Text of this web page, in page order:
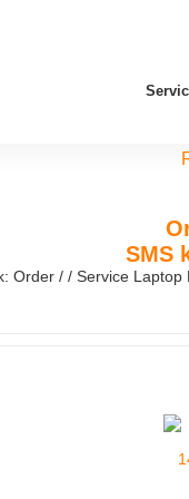
SMS
Order / / Service